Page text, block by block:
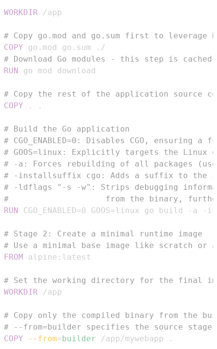
WORKDIR /app
# Copy go.mod and go.sum first to leverage
COPY go.mod go.sum ./
# Download Go modules - this step is
RUN
go mod download
# Copy the rest of the application source
COPY . .
# Build the Go application
# CGO_ENABLED=0: Disables CGO,
# GOOS=linux: Explicitly targets the Linux
# -a: Forces rebuilding of all packages
# -installsuffix cgo: Adds a suffix to the
# -ldflags "-s -w": Strips debugging
#                    from the binary,
RUN
CGO_ENABLED=0 GOOS=linux go
# Stage 2: Create a minimal runtime image
# Use a minimal base image like scratch or
FROM
alpine:latest
# Set the working directory for the final
WORKDIR /app
# Copy only the compiled binary from the
# --from=builder specifies the source stage
COPY
--from= builder /app/mywebapp .